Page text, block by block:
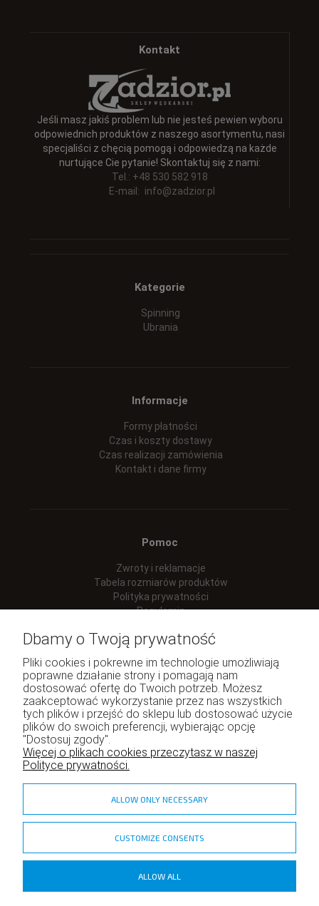
Kontakt
Jeśli masz jakiś problem lub nie jesteś pewien wyboru
odpowiednich produktów z naszego asortymentu, nasi
specjaliści z chęcią pomogą i odpowiedzą na każde
nurtujące Cie pytanie! Skontaktuj się z nami:
Tel.: +48 530 582 918
E-mail: info@zadzior.pl
Kategorie
Spinning
Ubrania
Informacje
Formy płatności
Czas i koszty dostawy
Czas realizacji zamówienia
Kontakt i dane firmy
Pomoc
Zwroty i reklamacje
Tabela rozmiarów produktów
Polityka prywatności
Regulamin
Moje konto
Twoje zamówienia
Program lojalnościowy
Dbamy o Twoją prywatność
Pliki cookies i pokrewne im technologie umożliwiają
poprawne działanie strony i pomagają nam
dostosować ofertę do Twoich potrzeb. Możesz
zaakceptować wykorzystanie przez nas wszystkich
tych plików i przejść do sklepu lub dostosować użycie
plików do swoich preferencji, wybierając opcję
"Dostosuj zgody".
Więcej o plikach cookies przeczytasz w naszej
Polityce prywatności.
ALLOW ONLY NECESSARY
CUSTOMIZE CONSENTS
ALLOW ALL